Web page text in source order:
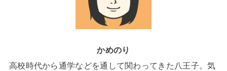
かめのり
高校時代から通学などを通して関わってきた八王子。気